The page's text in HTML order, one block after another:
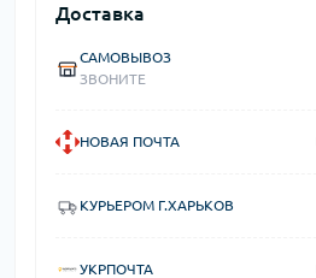
Доставка
САМОВЫВОЗ
ЗВОНИТЕ
НОВАЯ ПОЧТА
КУРЬЕРОМ Г.ХАРЬКОВ
УКРПОЧТА